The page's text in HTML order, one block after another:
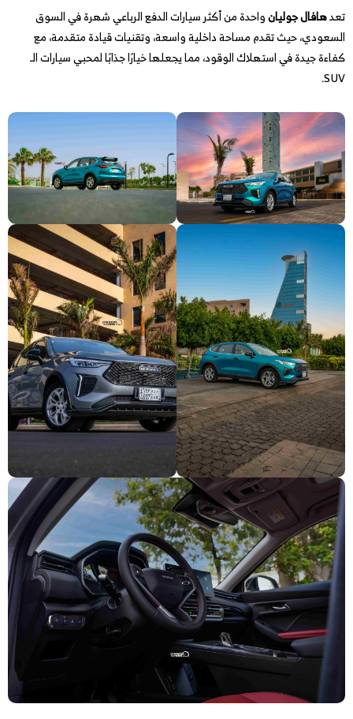
تعدهافال جوليانواحدة من أكثر سيارات الدفع الرباعي شهرة في السوق
السعودي، حيث تقدم مساحة داخلية واسعة، وتقنيات قيادة متقدمة، مع
كفاءة جيدة في استهلاك الوقود، مما يجعلها خيارًا جذابًا لمحبي سيارات الـ
SUV.